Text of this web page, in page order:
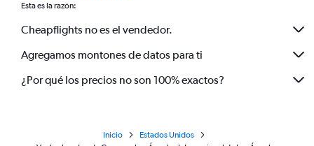
Esta es la razón:
Cheapflights no es el vendedor.
Agregamos montones de datos para ti
¿Por qué los precios no son 100% exactos?
Inicio
Estados Unidos